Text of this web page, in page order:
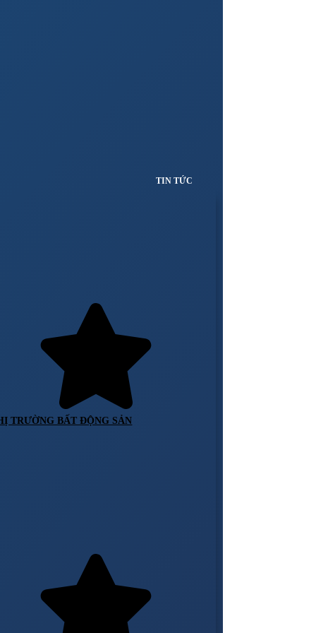
TIN TỨC
TRƯỜNG BẤT ĐỘNG SẢN